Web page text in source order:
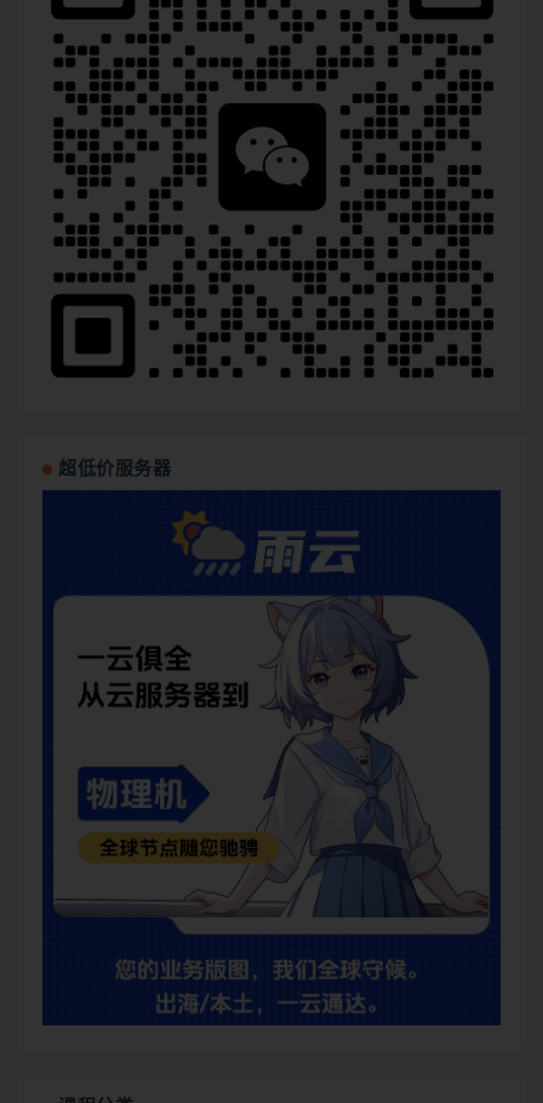
超低价服务器